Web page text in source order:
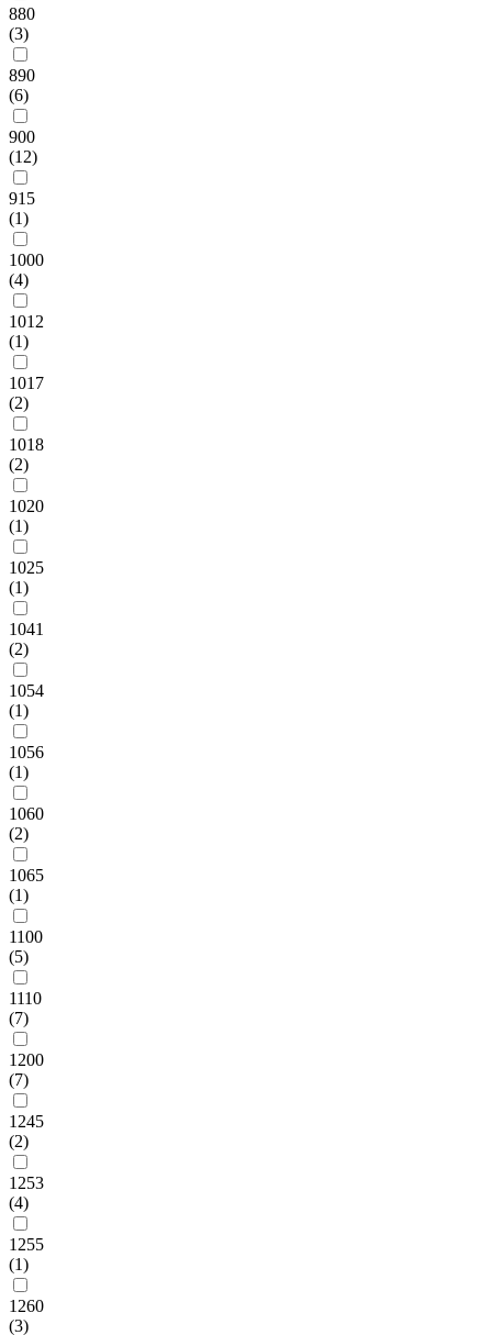
880
(3)
890
(6)
900
(12)
915
(1)
1000
(4)
1012
(1)
1017
(2)
1018
(2)
1020
(1)
1025
(1)
1041
(2)
1054
(1)
1056
(1)
1060
(2)
1065
(1)
1100
(5)
1110
(7)
1200
(7)
1245
(2)
1253
(4)
1255
(1)
1260
(3)